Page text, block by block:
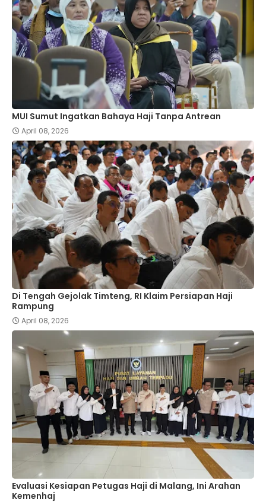
MUI Sumut Ingatkan Bahaya Haji Tanpa Antrean
April 08, 2026
Di Tengah Gejolak Timteng, RI Klaim Persiapan Haji
Rampung
April 08, 2026
Evaluasi Kesiapan Petugas Haji di Malang, Ini Arahan
Kemenhaj